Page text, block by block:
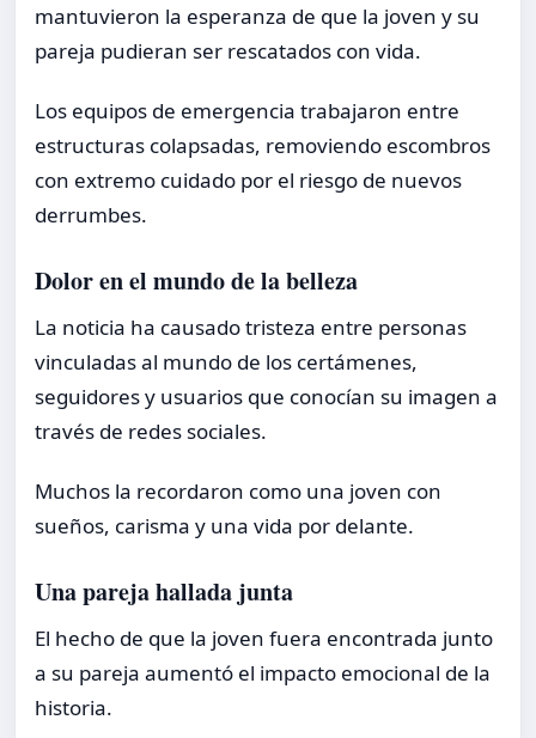
mantuvieron la esperanza de que la joven y su
pareja pudieran ser rescatados con vida.
Los equipos de emergencia trabajaron entre
estructuras colapsadas, removiendo escombros
con extremo cuidado por el riesgo de nuevos
derrumbes.
Dolor en el mundo de la belleza
La noticia ha causado tristeza entre personas
vinculadas al mundo de los certámenes,
seguidores y usuarios que conocían su imagen a
través de redes sociales.
Muchos la recordaron como una joven con
sueños, carisma y una vida por delante.
Una pareja hallada junta
El hecho de que la joven fuera encontrada junto
a su pareja aumentó el impacto emocional de la
historia.